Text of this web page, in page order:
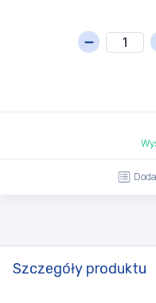
Szczegóły produktu